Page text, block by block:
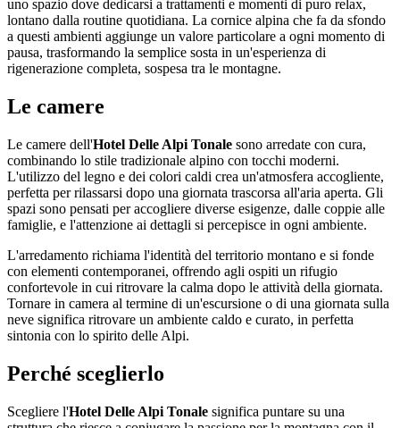
uno spazio dove dedicarsi a trattamenti e momenti di puro relax,
lontano dalla routine quotidiana. La cornice alpina che fa da sfondo
a questi ambienti aggiunge un valore particolare a ogni momento di
pausa, trasformando la semplice sosta in un'esperienza di
rigenerazione completa, sospesa tra le montagne.
Le camere
Le camere dell'Hotel Delle Alpi Tonale sono arredate con cura,
combinando lo stile tradizionale alpino con tocchi moderni.
L'utilizzo del legno e dei colori caldi crea un'atmosfera accogliente,
perfetta per rilassarsi dopo una giornata trascorsa all'aria aperta. Gli
spazi sono pensati per accogliere diverse esigenze, dalle coppie alle
famiglie, e l'attenzione ai dettagli si percepisce in ogni ambiente.
L'arredamento richiama l'identità del territorio montano e si fonde
con elementi contemporanei, offrendo agli ospiti un rifugio
confortevole in cui ritrovare la calma dopo le attività della giornata.
Tornare in camera al termine di un'escursione o di una giornata sulla
neve significa ritrovare un ambiente caldo e curato, in perfetta
sintonia con lo spirito delle Alpi.
Perché sceglierlo
Scegliere l'Hotel Delle Alpi Tonale significa puntare su una